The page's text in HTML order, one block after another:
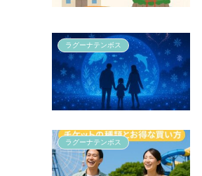
ラグーナテンボス
ラグーナテンボス